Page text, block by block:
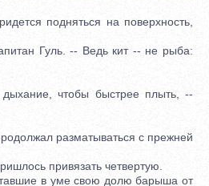
подняться на поверхность,
Гуль. -- Ведь кит -- не рыба:
чтобы быстрее плыть, --
разматываться с прежней
привязать четвертую.
в уме свою долю барыша от